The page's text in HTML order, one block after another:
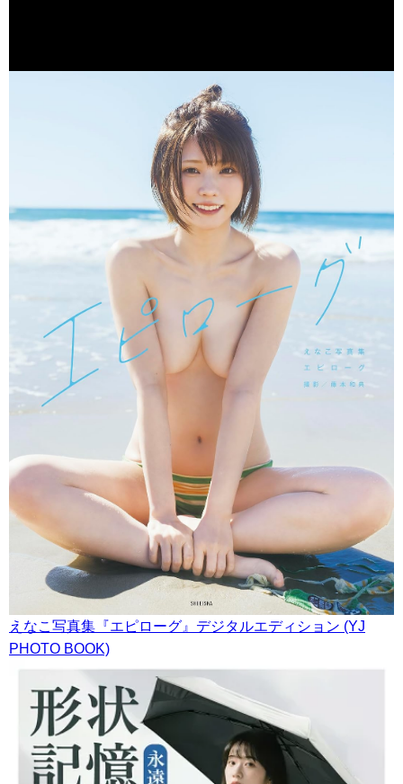
えなこ写真集『エピローグ』デジタルエディション (YJ
PHOTO BOOK)